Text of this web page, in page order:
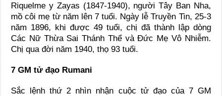
Riquelme y Zayas (1847-1940), người Tây Ban Nha,
mồ côi mẹ từ năm lên 7 tuổi. Ngày lễ Truyền Tin, 25-3
năm 1896, khi được 49 tuổi, chị đã thành lập dòng
Các Nữ Thừa Sai Thánh Thể và Đức Mẹ Vô Nhiễm.
Chị qua đời năm 1940, thọ 93 tuổi.
7 GM tử đạo Rumani
Sắc lệnh thứ 2 nhìn nhận cuộc tử đạo của 7 GM